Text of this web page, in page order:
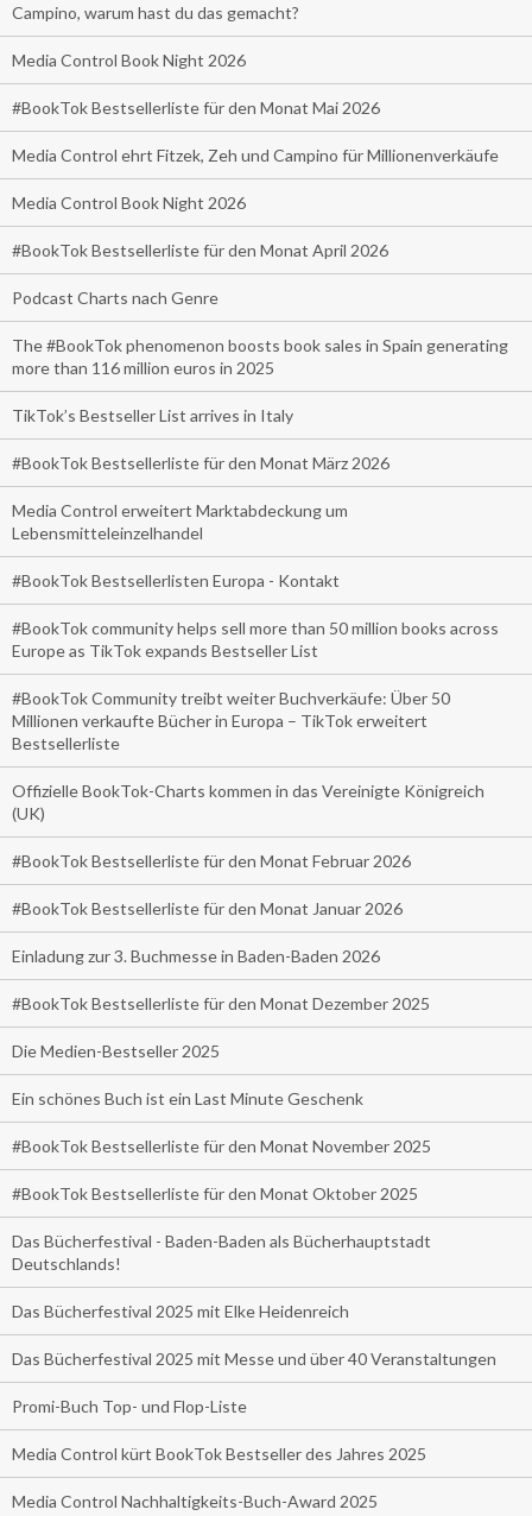
Campino, warum hast du das gemacht?
Media Control Book Night 2026
#BookTok Bestsellerliste für den Monat Mai 2026
Media Control ehrt Fitzek, Zeh und Campino für Millionenverkäufe
Media Control Book Night 2026
#BookTok Bestsellerliste für den Monat April 2026
Podcast Charts nach Genre
The #BookTok phenomenon boosts book sales in Spain generating
more than 116 million euros in 2025
TikTok’s Bestseller List arrives in Italy
#BookTok Bestsellerliste für den Monat März 2026
Media Control erweitert Marktabdeckung um
Lebensmitteleinzelhandel
#BookTok Bestsellerlisten Europa - Kontakt
#BookTok community helps sell more than 50 million books across
Europe as TikTok expands Bestseller List
#BookTok Community treibt weiter Buchverkäufe: Über 50
Millionen verkaufte Bücher in Europa – TikTok erweitert
Bestsellerliste
Offizielle BookTok-Charts kommen in das Vereinigte Königreich
(UK)
#BookTok Bestsellerliste für den Monat Februar 2026
#BookTok Bestsellerliste für den Monat Januar 2026
Einladung zur 3. Buchmesse in Baden-Baden 2026
#BookTok Bestsellerliste für den Monat Dezember 2025
Die Medien-Bestseller 2025
Ein schönes Buch ist ein Last Minute Geschenk
#BookTok Bestsellerliste für den Monat November 2025
#BookTok Bestsellerliste für den Monat Oktober 2025
Das Bücherfestival - Baden-Baden als Bücherhauptstadt
Deutschlands!
Das Bücherfestival 2025 mit Elke Heidenreich
Das Bücherfestival 2025 mit Messe und über 40 Veranstaltungen
Promi-Buch Top- und Flop-Liste
Media Control kürt BookTok Bestseller des Jahres 2025
Media Control Nachhaltigkeits-Buch-Award 2025